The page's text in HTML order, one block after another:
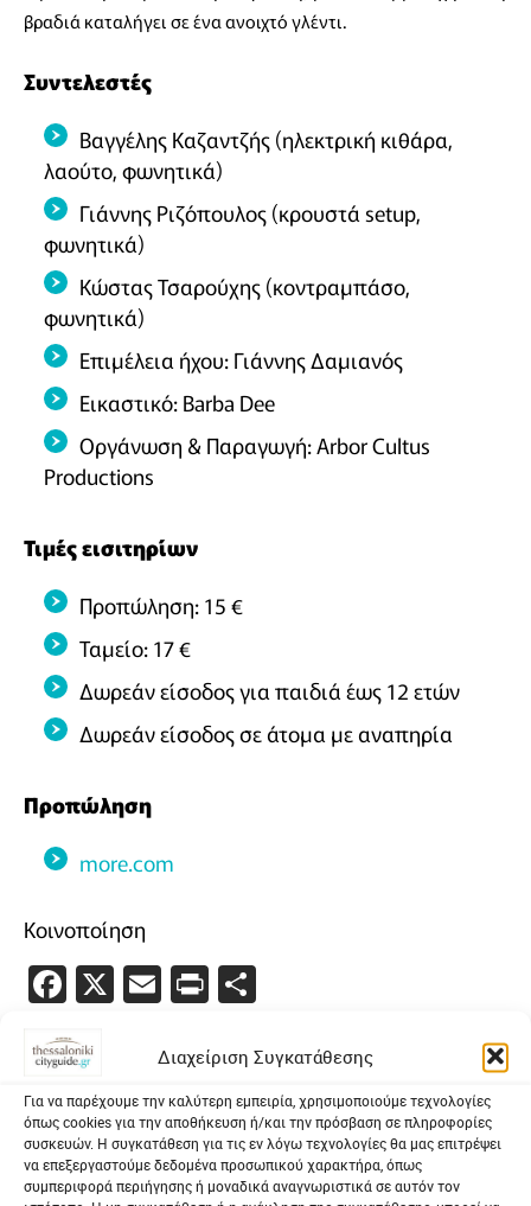
Διαχείριση Συγκατάθεσης
Για να παρέχουμε την καλύτερη εμπειρία, χρησιμοποιούμε τεχνολογίες
όπως cookies για την αποθήκευση ή/και την πρόσβαση σε πληροφορίες
συσκευών. Η συγκατάθεση για τις εν λόγω τεχνολογίες θα μας επιτρέψει
να επεξεργαστούμε δεδομένα προσωπικού χαρακτήρα, όπως
συμπεριφορά περιήγησης ή μοναδικά αναγνωριστικά σε αυτόν τον
βραδιά καταλήγει σε ένα ανοιχτό γλέντι.
Συντελεστές
Βαγγέλης Καζαντζής (ηλεκτρική κιθάρα,
λαούτο, φωνητικά)
Γιάννης Ριζόπουλος (κρουστά setup,
φωνητικά)
Κώστας Τσαρούχης (κοντραμπάσο,
φωνητικά)
Επιμέλεια ήχου: Γιάννης Δαμιανός
Εικαστικό: Barba Dee
Οργάνωση & Παραγωγή: Arbor Cultus
Productions
Τιμές εισιτηρίων
Προπώληση: 15 €
Ταμείο: 17 €
Δωρεάν είσοδος για παιδιά έως 12 ετών
Δωρεάν είσοδος σε άτομα με αναπηρία
Προπώληση
more.com
Κοινοποίηση
Facebook
X EmailPrintFriendly
Event Venue
Address: Νικ. Γερμανού